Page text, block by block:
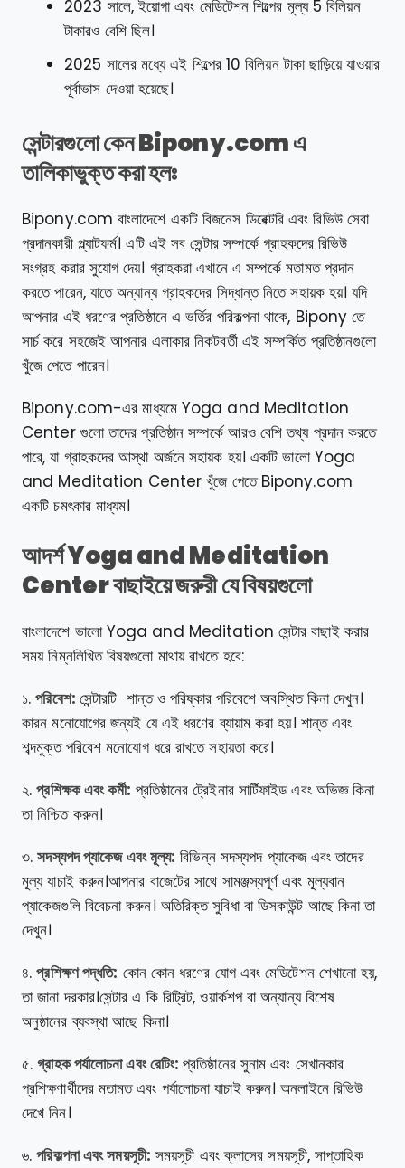
2023 সালে, ইয়োগা এবং মেডিটেশন শিল্পের মূল্য 5 বিলিয়ন
টাকারও বেশি ছিল।
2025 সালের মধ্যে এই শিল্পের 10 বিলিয়ন টাকা ছাড়িয়ে যাওয়ার
পূর্বাভাস দেওয়া হয়েছে।
সেন্টারগুলো কেন Bipony.com এ
তালিকাভুক্ত করা হলঃ
Bipony.com বাংলাদেশে একটি বিজনেস ডিরেক্টরি এবং রিভিউ সেবা
প্রদানকারী প্ল্যাটফর্ম। এটি এই সব সেন্টার সম্পর্কে গ্রাহকদের রিভিউ
সংগ্রহ করার সুযোগ দেয়। গ্রাহকরা এখানে এ সম্পর্কে মতামত প্রদান
করতে পারেন, যাতে অন্যান্য গ্রাহকদের সিদ্ধান্ত নিতে সহায়ক হয়। যদি
আপনার এই ধরণের প্রতিষ্ঠানে এ ভর্তির পরিকল্পনা থাকে, Bipony তে
সার্চ করে সহজেই আপনার এলাকার নিকটবর্তী এই সম্পর্কিত প্রতিষ্ঠানগুলো
খুঁজে পেতে পারেন।
Bipony.com-এর মাধ্যমে Yoga and Meditation
Center গুলো তাদের প্রতিষ্ঠান সম্পর্কে আরও বেশি তথ্য প্রদান করতে
পারে, যা গ্রাহকদের আস্থা অর্জনে সহায়ক হয়। একটি ভালো Yoga
and Meditation Center খুঁজে পেতে Bipony.com
একটি চমৎকার মাধ্যম।
আদর্শ Yoga and Meditation
Center বাছাইয়ে জরুরী যে বিষয়গুলো
বাংলাদেশে ভালো Yoga and Meditation সেন্টার বাছাই করার
সময় নিম্নলিখিত বিষয়গুলো মাথায় রাখতে হবে:
১.পরিবেশ: সেন্টারটি শান্ত ও পরিষ্কার পরিবেশে অবস্থিত কিনা দেখুন।
কারন মনোযোগের জন্যই যে এই ধরণের ব্যায়াম করা হয়। শান্ত এবং
শব্দমুক্ত পরিবেশ মনোযোগ ধরে রাখতে সহায়তা করে।
২.প্রশিক্ষক এবং কর্মী: প্রতিষ্ঠানের ট্রেইনার সার্টিফাইড এবং অভিজ্ঞ কিনা
তা নিশ্চিত করুন।
৩.সদস্যপদ প্যাকেজ এবং মূল্য: বিভিন্ন সদস্যপদ প্যাকেজ এবং তাদের
মূল্য যাচাই করুন।আপনার বাজেটের সাথে সামঞ্জস্যপূর্ণ এবং মূল্যবান
প্যাকেজগুলি বিবেচনা করুন। অতিরিক্ত সুবিধা বা ডিসকাউন্ট আছে কিনা তা
দেখুন।
৪.প্রশিক্ষণ পদ্ধতি: কোন কোন ধরণের যোগ এবং মেডিটেশন শেখানো হয়,
তা জানা দরকার।সেন্টার এ কি রিট্রিট, ওয়ার্কশপ বা অন্যান্য বিশেষ
অনুষ্ঠানের ব্যবস্থা আছে কিনা।
৫.গ্রাহক পর্যালোচনা এবং রেটিং:প্রতিষ্ঠানের সুনাম এবং সেখানকার
প্রশিক্ষণার্থীদের মতামত এবং পর্যালোচনা যাচাই করুন। অনলাইনে রিভিউ
দেখে নিন।
৬.পরিকল্পনা এবং সময়সূচী: সময়সূচী এবং ক্লাসের সময়সূচী, সাপ্তাহিক